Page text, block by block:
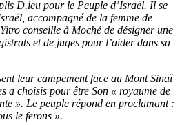
D.ieu pour le Peuple d’Israël. Il se
accompagné de la femme de
conseille à Moché de désigner une
et de juges pour l’aider dans sa
leur campement face au Mont Sinaï
a choisis pour être Son « royaume de
». Le peuple répond en proclamant :
le ferons ».